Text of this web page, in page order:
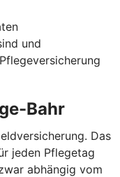
und
Bahr
Das
jeden Pflegetag
abhängig vom